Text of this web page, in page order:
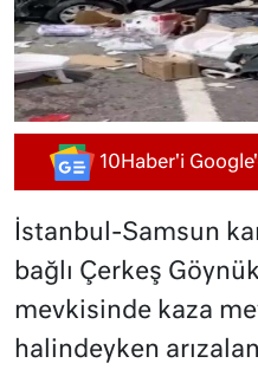
10Haber'i
İstanbul-Samsun
bağlı Çerkeş
mevkisinde kaza
halindeyken